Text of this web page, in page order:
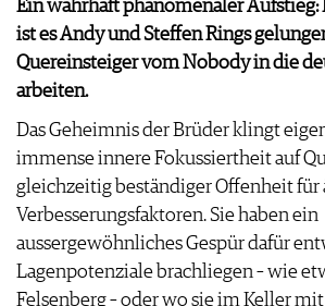
Ein wahrhaft phänomenaler Aufstieg:
ist es Andy und Steffen Rings
Quereinsteiger vom Nobody in die
arbeiten.
Das Geheimnis der Brüder klingt
immense innere Fokussiertheit auf
gleichzeitig beständiger Offenheit für
Verbesserungsfaktoren. Sie haben ein
aussergewöhnliches Gespür dafür
Lagenpotenziale brachliegen – wie
Felsenberg – oder wo sie im Keller